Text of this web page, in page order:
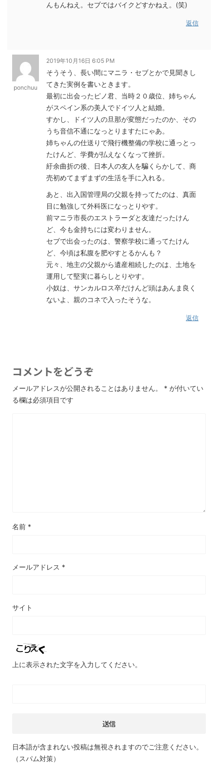
んもんねえ。セブではバイクどすかねえ。(笑)
返信
ponchuu
2019年10月16日 6:05 PM
そうそう、長い間にマニラ・セブとかで見聞きし
てきた実例を書いときます。
最初に出会ったピノ君、当時２０歳位、姉ちゃん
がスペイン系の美人でドイツ人と結婚。
すかし、ドイツ人の旦那が変態だったのか、その
うち音信不通になっとりますたにゃあ。
姉ちゃんの仕送りで飛行機整備の学校に通っとっ
たけんど、学費が払えなくなって挫折。
紆余曲折の後、日本人の友人を騙くらかして、商
売初めてまずまずの生活を手に入れる。
あと、出入国管理局の父親を持ってたのは、真面
目に勉強して外科医になっとりやす。
前マニラ市長のエストラーダと友達だったけん
ど、今も金持ちには変わりません。
セブで出会ったのは、警察学校に通ってたけん
ど、今頃は私腹を肥やすとるかんも？
元々、地主の父親から遺産相続したのは、土地を
運用して堅実に暮らしとりやす。
小奴は、サンカルロス卒だけんど頭はあんま良く
ないよ、親のコネで入ったそうな。
返信
コメントをどうぞ
メールアドレスが公開されることはありません。 * が付いてい
る欄は必須項目です
名前 *
メールアドレス *
サイト
上に表示された文字を入力してください。
日本語が含まれない投稿は無視されますのでご注意ください。
（スパム対策）